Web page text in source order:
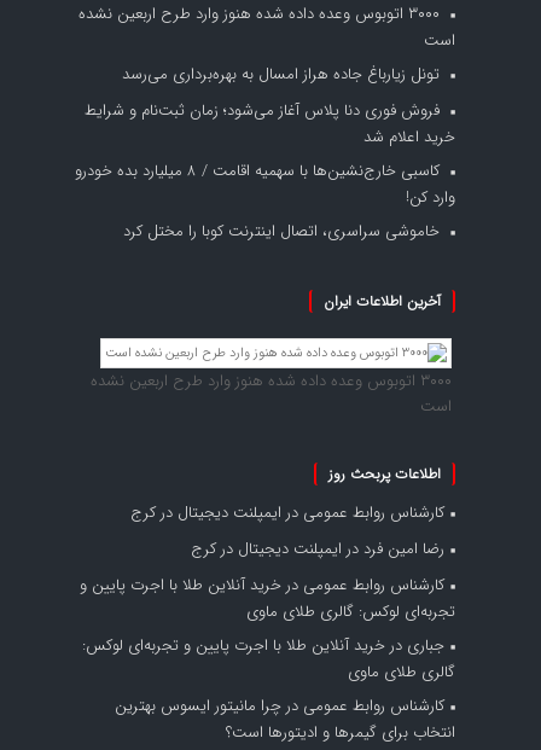
۳۰۰۰ اتوبوس وعده داده شده هنوز وارد طرح اربعین نشده
است
تونل زیارباغ جاده هراز امسال به بهره‌برداری می‌رسد
فروش فوری دنا پلاس آغاز می‌شود؛ زمان ثبت‌نام و شرایط
خرید اعلام شد
کاسبی خارج‌نشین‌ها با سهمیه اقامت / ۸ میلیارد بده خودرو
وارد کن!
خاموشی سراسری، اتصال اینترنت کوبا را مختل کرد
آخرین اطلاعات ایران
۳۰۰۰ اتوبوس وعده داده شده هنوز وارد طرح اربعین نشده
است
اطلاعات پربحث روز
کارشناس روابط عمومی در ایمپلنت دیجیتال در کرج
رضا امین فرد در ایمپلنت دیجیتال در کرج
کارشناس روابط عمومی در خرید آنلاین طلا با اجرت پایین و
تجربه‌ای لوکس: گالری طلای ماوی
جباری در خرید آنلاین طلا با اجرت پایین و تجربه‌ای لوکس:
گالری طلای ماوی
کارشناس روابط عمومی در چرا مانیتور ایسوس بهترین
انتخاب برای گیمرها و ادیتورها است؟